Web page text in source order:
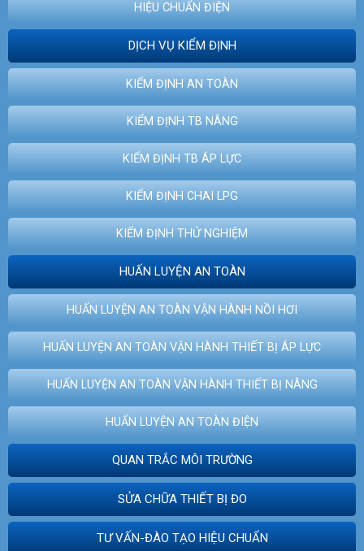
HIỆU CHUẨN ĐIỆN
DỊCH VỤ KIỂM ĐỊNH
KIỂM ĐỊNH AN TOÀN
KIỂM ĐỊNH TB NÂNG
KIỂM ĐỊNH TB ÁP LỰC
KIỂM ĐỊNH CHAI LPG
KIỂM ĐỊNH THỬ NGHIỆM
HUẤN LUYỆN AN TOÀN
HUẤN LUYỆN AN TOÀN VẬN HÀNH NỒI HƠI
HUẤN LUYỆN AN TOÀN VẬN HÀNH THIẾT BỊ ÁP LỰC
HUẤN LUYỆN AN TOÀN VẬN HÀNH THIẾT BỊ NÂNG
HUẤN LUYỆN AN TOÀN ĐIỆN
QUAN TRẮC MÔI TRƯỜNG
SỬA CHỮA THIẾT BỊ ĐO
TƯ VẤN-ĐÀO TẠO HIỆU CHUẨN